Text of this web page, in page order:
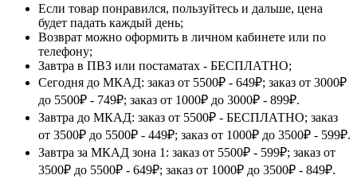
Если товар понравился, пользуйтесь и дальше, цена
будет падать каждый день;
Возврат можно оформить в личном кабинете или по
телефону;
Завтра в ПВЗ или постаматах - БЕСПЛАТНО;
Сегодня до МКАД: заказ от 5500₽ - 649₽; заказ от 3000₽
до 5500₽ - 749₽; заказ от 1000₽ до 3000₽ - 899₽.
Завтра до МКАД: заказ от 5500₽ - БЕСПЛАТНО; заказ
от 3500₽ до 5500₽ - 449₽; заказ от 1000₽ до 3500₽ - 599₽.
Завтра за МКАД зона 1: заказ от 5500₽ - 599₽; заказ от
3500₽ до 5500₽ - 649₽; заказ от 1000₽ до 3500₽ - 849₽.